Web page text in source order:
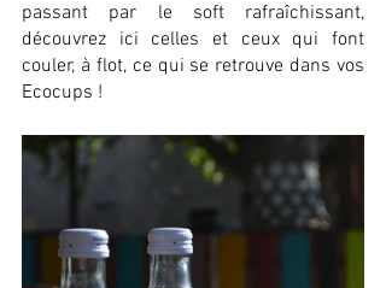
passant par le soft rafraîchissant,
découvrez ici celles et ceux qui font
couler, à flot, ce qui se retrouve dans vos
Ecocups !